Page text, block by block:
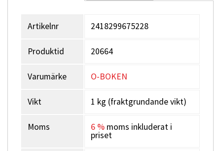
Artikelnr 2418299675228
Produktid 20664
Varumärke O-BOKEN
Vikt 1 kg (fraktgrundande vikt)
Moms 6 % moms inkluderat i
priset